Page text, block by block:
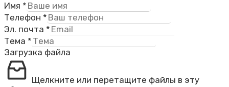
Имя *
Телефон *
Эл. почта *
Тема *
Загрузка файла
Щелкните или перетащите файлы в эту